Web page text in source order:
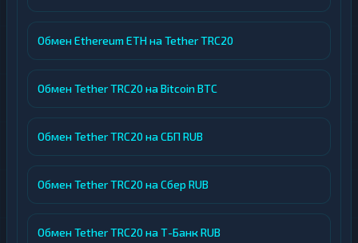
Обмен Ethereum ETH на Tether TRC20
Обмен Tether TRC20 на Bitcoin BTC
Обмен Tether TRC20 на СБП RUB
Обмен Tether TRC20 на Сбер RUB
Обмен Tether TRC20 на Т-Банк RUB